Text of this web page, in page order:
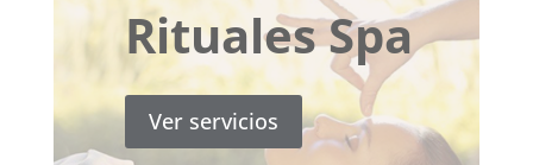
Rituales Spa
Ver servicios